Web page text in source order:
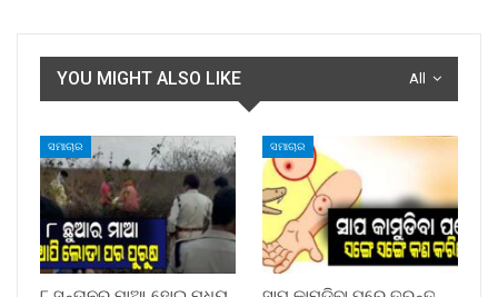
All
YOU MIGHT ALSO LIKE
ସମାଚାର ସମାଚାର